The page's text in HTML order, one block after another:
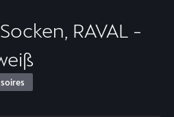
RAVAL -